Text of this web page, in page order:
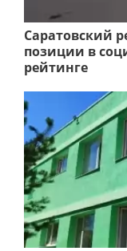
Саратовский
позиции в
рейтинге